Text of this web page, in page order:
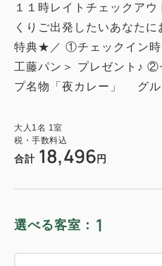
１１時レイトチェックア
くりご出発したいあなた
特典★／ ①チェックイン時
工藤パン＞ プレゼント♪ ②
プ名物「夜カレー」 グル
大人 1名 1室
税・手数料込
合計 18,496 円
選べる客室： 1